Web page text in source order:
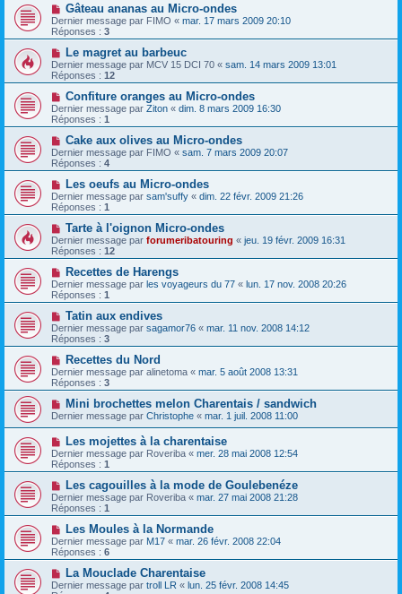
Gâteau ananas au Micro-ondes
Dernier message par FIMO « mar. 17 mars 2009 20:10
Réponses : 3
Le magret au barbeuc
Dernier message par MCV 15 DCI 70 « sam. 14 mars 2009 13:01
Réponses : 12
Confiture oranges au Micro-ondes
Dernier message par Ziton « dim. 8 mars 2009 16:30
Réponses : 1
Cake aux olives au Micro-ondes
Dernier message par FIMO « sam. 7 mars 2009 20:07
Réponses : 4
Les oeufs au Micro-ondes
Dernier message par sam'suffy « dim. 22 févr. 2009 21:26
Réponses : 1
Tarte à l'oignon Micro-ondes
Dernier message par forumeribatouring « jeu. 19 févr. 2009 16:31
Réponses : 12
Recettes de Harengs
Dernier message par les voyageurs du 77 « lun. 17 nov. 2008 20:26
Réponses : 1
Tatin aux endives
Dernier message par sagamor76 « mar. 11 nov. 2008 14:12
Réponses : 3
Recettes du Nord
Dernier message par alinetoma « mar. 5 août 2008 13:31
Réponses : 3
Mini brochettes melon Charentais / sandwich
Dernier message par Christophe « mar. 1 juil. 2008 11:00
Les mojettes à la charentaise
Dernier message par Roveriba « mer. 28 mai 2008 12:54
Réponses : 1
Les cagouilles à la mode de Goulebenéze
Dernier message par Roveriba « mar. 27 mai 2008 21:28
Réponses : 1
Les Moules à la Normande
Dernier message par M17 « mar. 26 févr. 2008 22:04
Réponses : 6
La Mouclade Charentaise
Dernier message par troll LR « lun. 25 févr. 2008 14:45